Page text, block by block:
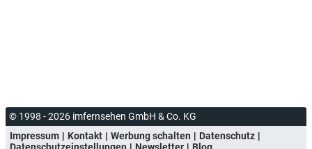
© 1998 - 2026 imfernsehen GmbH & Co. KG
Impressum
Kontakt Werbung schalten
Datenschutz